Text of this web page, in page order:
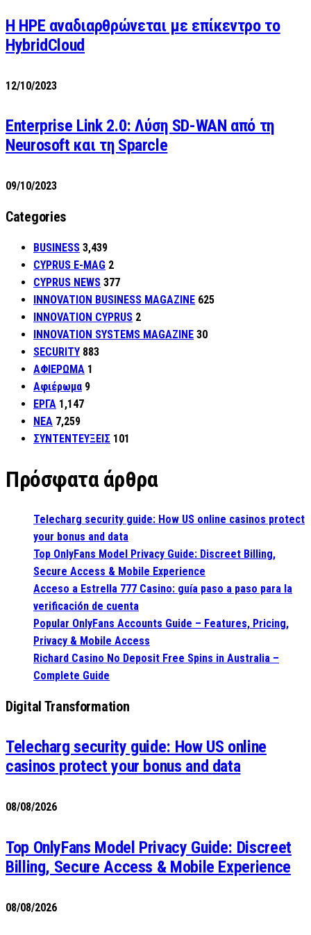
H HPE αναδιαρθρώνεται με επίκεντρο το
HybridCloud
12/10/2023
Enterprise Link 2.0: Λύση SD-WAN από τη
Neurosoft και τη Sparcle
09/10/2023
Categories
BUSINESS 3,439
CYPRUS E-MAG 2
CYPRUS NEWS 377
INNOVATION BUSINESS MAGAZINE 625
INNOVATION CYPRUS 2
INNOVATION SYSTEMS MAGAZINE 30
SECURITY 883
ΑΦΙΕΡΩΜΑ 1
Αφιέρωμα 9
ΕΡΓΑ 1,147
ΝΕΑ 7,259
ΣΥΝΤΕΝΤΕΥΞΕΙΣ 101
Πρόσφατα άρθρα
Telecharg security guide: How US online casinos protect
your bonus and data
Top OnlyFans Model Privacy Guide: Discreet Billing,
Secure Access & Mobile Experience
Acceso a Estrella 777 Casino: guía paso a paso para la
verificación de cuenta
Popular OnlyFans Accounts Guide – Features, Pricing,
Privacy & Mobile Access
Richard Casino No Deposit Free Spins in Australia –
Complete Guide
Digital Transformation
Telecharg security guide: How US online
casinos protect your bonus and data
08/08/2026
Top OnlyFans Model Privacy Guide: Discreet
Billing, Secure Access & Mobile Experience
08/08/2026